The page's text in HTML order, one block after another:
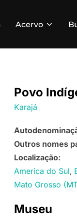
Acervo
Povo
Karajá
Outros nomes
Localização:
America do Sul
Mato Grosso
Museu